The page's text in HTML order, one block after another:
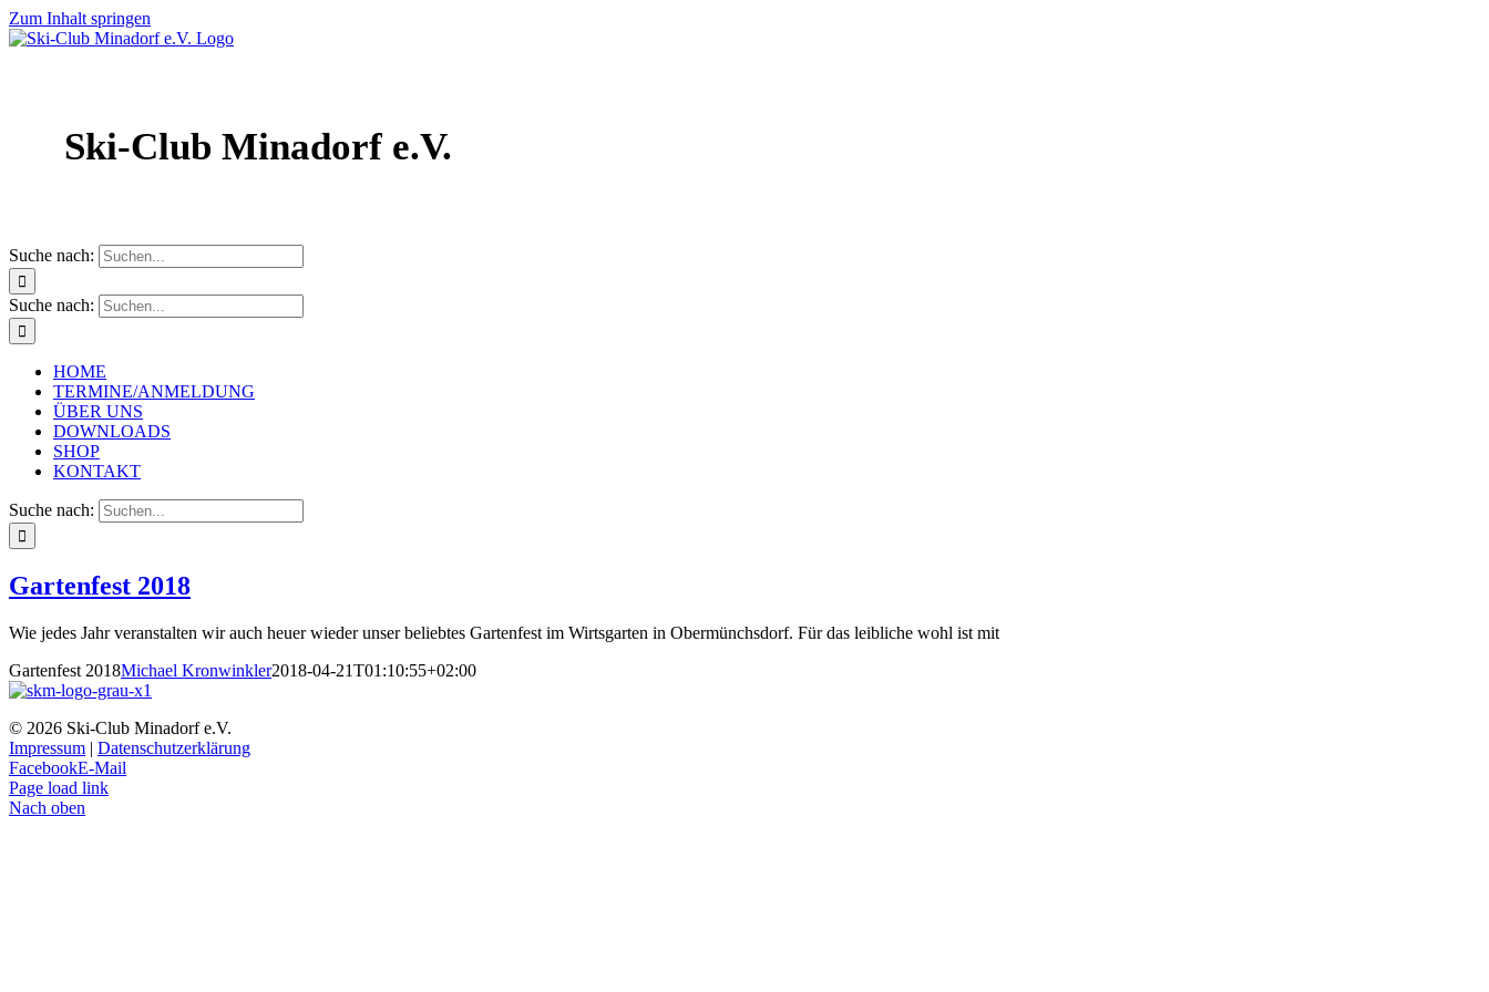
Zum Inhalt springen
Ski-Club Minadorf e.V.
Suche nach:
Suche nach:
HOME
TERMINE/ANMELDUNG
ÜBER UNS
DOWNLOADS
SHOP
KONTAKT
Suche nach:
Gartenfest 2018
Wie jedes Jahr veranstalten wir auch heuer wieder unser beliebtes Gartenfest im Wirtsgarten in Obermünchsdorf. Für das leibliche wohl ist mit
Gartenfest 2018Michael Kronwinkler2018-04-21T01:10:55+02:00
© 2026 Ski-Club Minadorf e.V.
Impressum | Datenschutzerklärung
FacebookE-Mail
Page load link
Nach oben